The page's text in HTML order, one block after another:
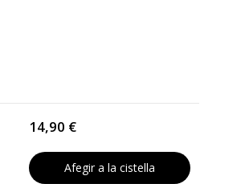
14,90 €
Afegir a la cistella